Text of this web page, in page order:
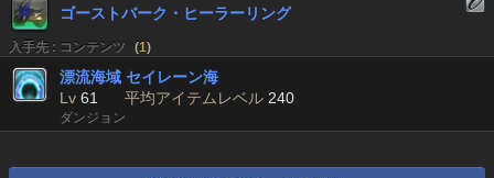
ゴーストバーク・ヒーラーリング
入手先 : コンテンツ (1)
漂流海域 セイレーン海
Lv 61 平均アイテムレベル 240
ダンジョン